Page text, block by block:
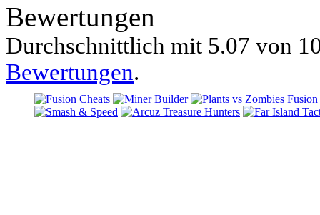
Bewertungen
Durchschnittlich mit 5.07 von
Bewertungen.